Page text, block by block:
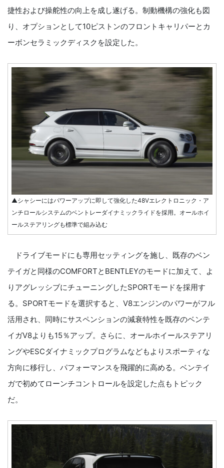
捷性および操舵性の向上を成し遂げる。制動機構の強化も図
り、オプションとして10ピストンのフロントキャリパーとカ
ーボンセラミックディスクを設定した。
▲シャシーにはパワーアップに即して強化した48Vエレクトロニック・ア
ンチロールシステムのベントレーダイナミックライドを採用。オールホイ
ールステアリングも標準で組み込む
ドライブモードにも専用セッティングを施し、既存のベン
テイガと同様のCOMFORTとBENTLEYのモードに加えて、よ
りアグレッシブにチューニングしたSPORTモードを採用す
る。SPORTモードを選択すると、V8エンジンのパワーがフル
活用され、同時にサスペンションの減衰特性を既存のベンテ
イガV8よりも15％アップ。さらに、オールホイールステアリ
ングやESCダイナミックプログラムなどもよりスポーティな
方向に移行し、パフォーマンスを飛躍的に高める。ベンテイ
ガで初めてローンチコントロールを設定した点もトピック
だ。